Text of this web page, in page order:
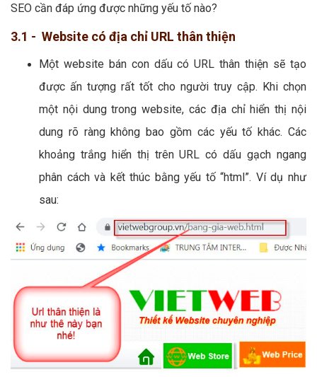
SEO cần đáp ứng được những yếu tố nào?
3.1 - Website có địa chỉ URL thân thiện
Một website bán con dấu có URL thân thiện sẽ tạo
được ấn tượng rất tốt cho người truy cập. Khi chọn
một nội dung trong website, các địa chỉ hiển thị nội
dung rõ ràng không bao gồm các yếu tố khác. Các
khoảng trắng hiển thị trên URL có dấu gạch ngang
phân cách và kết thúc bằng yếu tố “html”. Ví dụ như
sau: